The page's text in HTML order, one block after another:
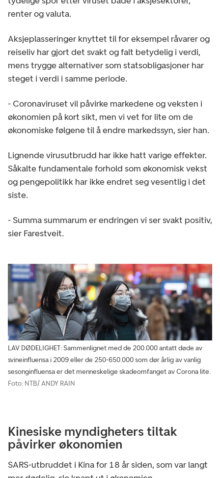
renter og valuta.
Aksjeplasseringer knyttet til for eksempel råvarer og
reiseliv har gjort det svakt og falt betydelig i verdi,
mens trygge alternativer som statsobligasjoner har
steget i verdi i samme periode.
- Coronaviruset vil påvirke markedene og veksten i
økonomien på kort sikt, men vi vet for lite om de
økonomiske følgene til å endre markedssyn, sier han.
Lignende virusutbrudd har ikke hatt varige effekter.
Såkalte fundamentale forhold som økonomisk vekst
og pengepolitikk har ikke endret seg vesentlig i det
siste.
- Summa summarum er endringen vi ser svakt positiv,
sier Farestveit.
LAV DØDELIGHET: Sammenlignet med de 200.000 antatt døde av
svineinfluensa i 2009 eller de 250-650.000 som dør årlig av vanlig
sesonginfluensa er det menneskelige skadeomfanget av Corona lite.
Foto: NTB/ ANDY RAIN
Kinesiske myndigheters tiltak
påvirker økonomien
SARS-utbruddet i Kina for 18 år siden, som var langt